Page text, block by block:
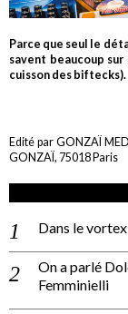
Parce que seul le
savent beaucoup
cuisson des biftecks).
Edité par GONZAÏ
GONZAÏ, 75018 Paris
Dans le
On a parlé
Femminielli